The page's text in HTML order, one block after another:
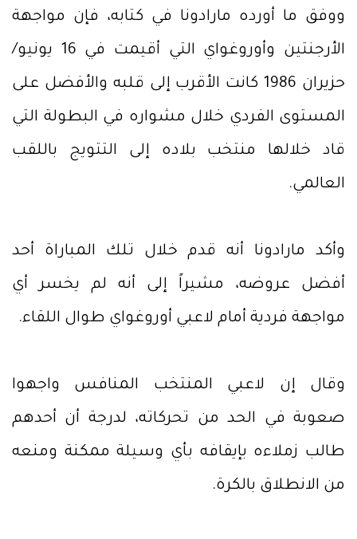
ووفق ما أورده مارادونا في كتابه، فإن مواجهة
الأرجنتين وأوروغواي التي أقيمت في 16 يونيو/
حزيران 1986 كانت الأقرب إلى قلبه والأفضل على
المستوى الفردي خلال مشواره في البطولة التي
قاد خلالها منتخب بلاده إلى التتويج باللقب
العالمي.
وأكد مارادونا أنه قدم خلال تلك المباراة أحد
أفضل عروضه، مشيراً إلى أنه لم يخسر أي
مواجهة فردية أمام لاعبي أوروغواي طوال اللقاء.
وقال إن لاعبي المنتخب المنافس واجهوا
صعوبة في الحد من تحركاته، لدرجة أن أحدهم
طالب زملاءه بإيقافه بأي وسيلة ممكنة ومنعه
من الانطلاق بالكرة.